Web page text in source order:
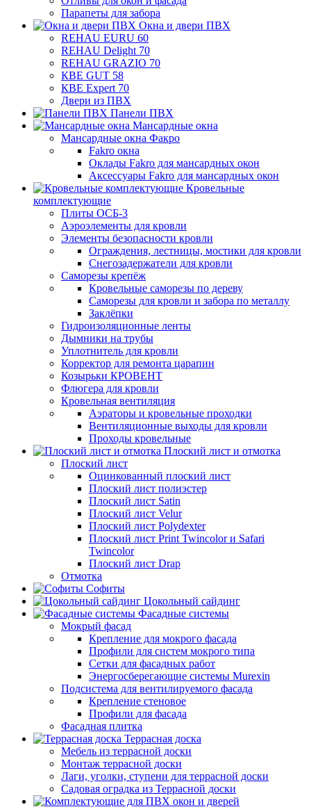
Парапеты для забора
Окна и двери ПВХ
REHAU EURU 60
REHAU Delight 70
REHAU GRAZIO 70
КВЕ GUT 58
КВЕ Expert 70
Двери из ПВХ
Панели ПВХ
Мансардные окна
Мансардные окна Факро
Fakro окна
Оклады Fakro для мансардных окон
Аксессуары Fakro для мансардных окон
Кровельные
комплектующие
Плиты ОСБ-3
Аэроэлементы для кровли
Элементы безопасности кровли
Ограждения, лестницы, мостики для кровли
Снегозадержатели для кровли
Саморезы крепёж
Кровельные саморезы по дереву
Саморезы для кровли и забора по металлу
Заклёпки
Гидроизоляционные ленты
Дымники на трубы
Уплотнитель для кровли
Корректор для ремонта царапин
Козырьки КРОВЕНТ
Флюгера для кровли
Кровельная вентиляция
Аэраторы и кровельные проходки
Вентиляционные выходы для кровли
Проходы кровельные
Плоский лист и отмотка
Плоский лист
Оцинкованный плоский лист
Плоский лист полиэстер
Плоский лист Satin
Плоский лист Velur
Плоский лист Polydexter
Плоский лист Print Twincolor и Safari
Twincolor
Плоский лист Drap
Отмотка
Софиты
Цокольный сайдинг
Фасадные системы
Мокрый фасад
Крепление для мокрого фасада
Профили для систем мокрого типа
Сетки для фасадных работ
Энергосберегающие системы Murexin
Подсистема для вентилируемого фасада
Крепление стеновое
Профили для фасада
Фасадная плитка
Террасная доска
Мебель из террасной доски
Монтаж террасной доски
Лаги, уголки, ступени для террасной доски
Садовая оградка из Террасной доски